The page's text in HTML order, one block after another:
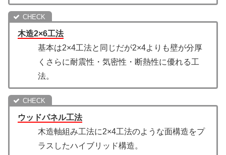
木造2×6工法
基本は2×4工法と同じだが2×4よりも壁が分厚
くさらに耐震性・気密性・断熱性に優れる工
法。
ウッドパネル工法
木造軸組み工法に2×4工法のような面構造をプ
ラスしたハイブリッド構造。